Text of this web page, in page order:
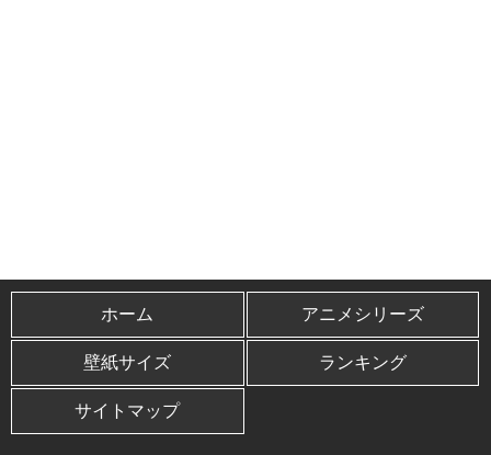
ホーム アニメシリーズ
壁紙サイズ ランキング
サイトマップ